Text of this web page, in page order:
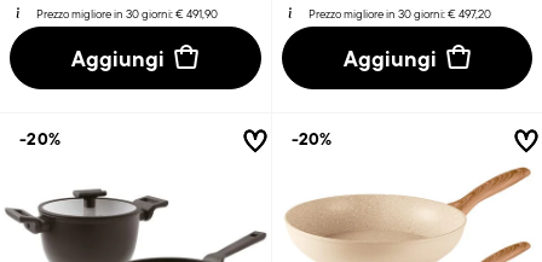
Prezzo migliore in 30 giorni:€ 491,90
Aggiungi
Prezzo migliore in 30 giorni:€ 497,20
Aggiungi
-20% -20%